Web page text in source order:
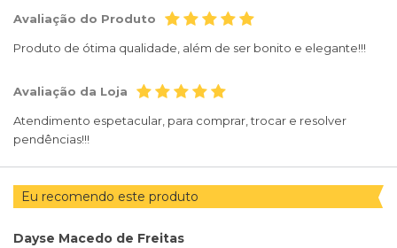
Avaliação do Produto
Produto de ótima qualidade, além de ser bonito e elegante!!!
Avaliação da Loja
Atendimento espetacular, para comprar, trocar e resolver
pendências!!!
Eu recomendo este produto
Dayse Macedo de Freitas